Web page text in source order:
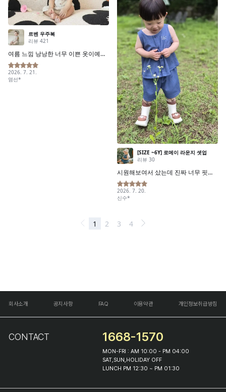
회사소개 공지사항 FAQ 이용약관 개인정보취급방침
CONTACT 1668-1570
MON-FRI : AM 10:00 - PM 04:00
SAT,SUN,HOLIDAY OFF
LUNCH PM 12:30 ~ PM 01:30